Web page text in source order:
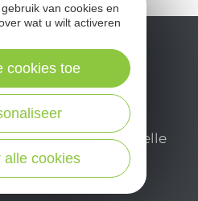
newsletter mensuelle
pour profiter
en Aveyron.
van cookies en
wat u wilt activeren
alle cookies
cookies toe